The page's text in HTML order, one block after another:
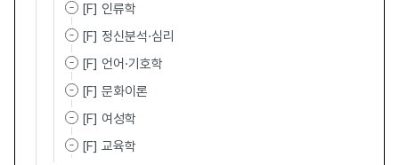
[F] 인류학
[F] 정신분석·심리
[F] 언어·기호학
[F] 문화이론
[F] 여성학
[F] 교육학